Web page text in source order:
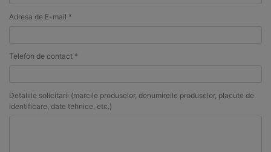
Adresa de E-mail *
Telefon de contact *
Detaliile solicitarii (marcile produselor, denumireile produselor, placute de
identificare, date tehnice, etc.)